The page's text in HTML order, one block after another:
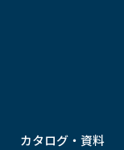
カタログ・資料